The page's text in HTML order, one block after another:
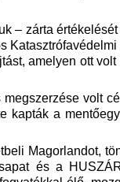
– zárta
amelyen ott
volt
a
Magorlandot,
és a